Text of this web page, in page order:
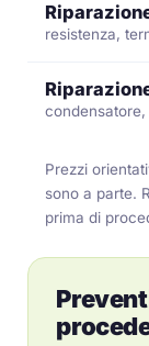
resistenza,
condensatore,
Prezzi
sono a parte.
prima di